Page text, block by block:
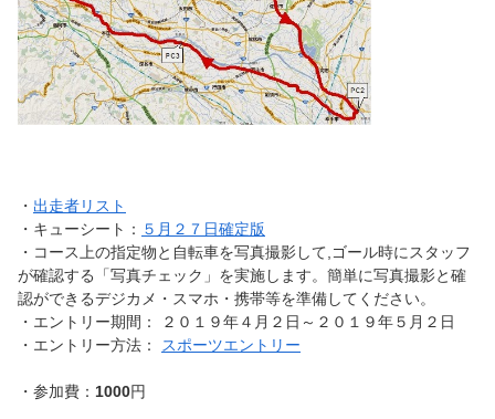
・ 出走者リスト
・キューシート： ５月２７日確定版
・コース上の指定物と自転車を写真撮影して,ゴール時にスタッフ
が確認する「写真チェック」を実施します。簡単に写真撮影と確
認ができるデジカメ・スマホ・携帯等を準備してください。
・エントリー期間： ２０１９年４月２日～２０１９年５月２日
・エントリー方法：
スポーツエントリー
・参加費： 1000円